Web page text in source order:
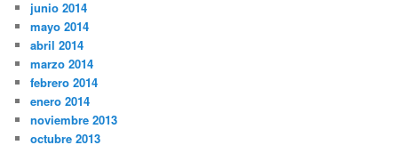
junio 2014
mayo 2014
abril 2014
marzo 2014
febrero 2014
enero 2014
noviembre 2013
octubre 2013